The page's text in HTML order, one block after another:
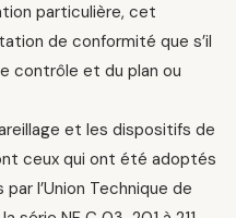
particulière, cet
de conformité que s’il
contrôle et du plan ou
et les dispositifs de
ceux qui ont été adoptés
I’Union Technique de